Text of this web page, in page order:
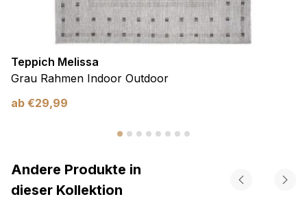
Teppich Melissa
Grau Rahmen Indoor Outdoor
ab €29,99
Andere Produkte in
dieser Kollektion